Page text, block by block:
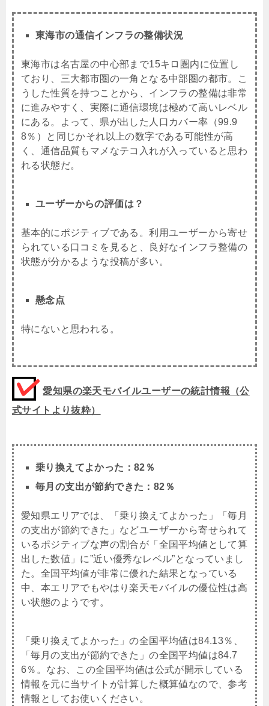
東海市の通信インフラの整備状況
東海市は名古屋の中心部まで15キロ圏内に位置し
ており、三大都市圏の一角となる中部圏の都市。こ
うした性質を持つことから、インフラの整備は非常
に進みやすく、実際に通信環境は極めて高いレベル
にある。よって、県が出した人口カバー率（99.9
8％）と同じかそれ以上の数字である可能性が高
く、通信品質もマメなテコ入れが入っていると思わ
れる状態だ。
ユーザーからの評価は？
基本的にポジティブである。利用ユーザーから寄せ
られている口コミを見ると、良好なインフラ整備の
状態が分かるような投稿が多い。
懸念点
特にないと思われる。
愛知県の楽天モバイルユーザーの統計情報（公
式サイトより抜粋）
乗り換えてよかった：82％
毎月の支出が節約できた：82％
愛知県エリアでは、「乗り換えてよかった」「毎月
の支出が節約できた」などユーザーから寄せられて
いるポジティブな声の割合が「全国平均値として算
出した数値」に”近い優秀なレベル”となっていまし
た。全国平均値が非常に優れた結果となっている
中、本エリアでもやはり楽天モバイルの優位性は高
い状態のようです。
「乗り換えてよかった」の全国平均値は84.13％、
「毎月の支出が節約できた」の全国平均値は84.7
6％。なお、この全国平均値は公式が開示している
情報を元に当サイトが計算した概算値なので、参考
情報としてお使いください。